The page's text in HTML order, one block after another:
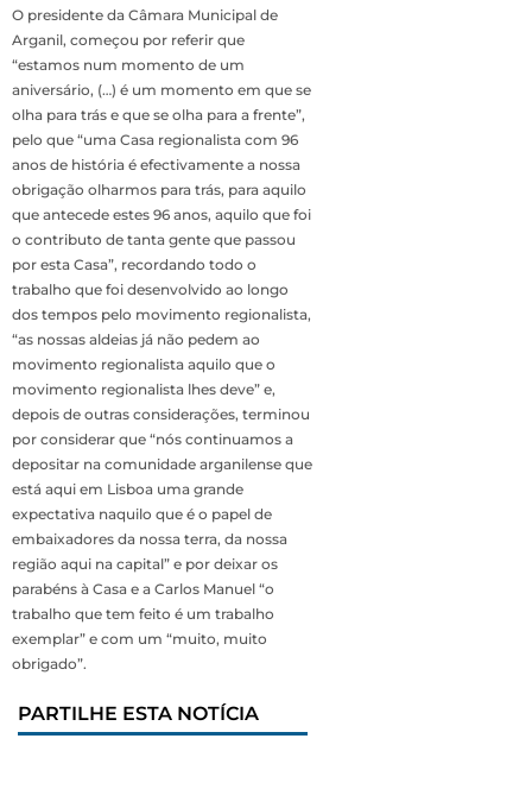
O presidente da Câmara Municipal de
Arganil, começou por referir que
“estamos num momento de um
aniversário, (…) é um momento em que se
olha para trás e que se olha para a frente”,
pelo que “uma Casa regionalista com 96
anos de história é efectivamente a nossa
obrigação olharmos para trás, para aquilo
que antecede estes 96 anos, aquilo que foi
o contributo de tanta gente que passou
por esta Casa”, recordando todo o
trabalho que foi desenvolvido ao longo
dos tempos pelo movimento regionalista,
“as nossas aldeias já não pedem ao
movimento regionalista aquilo que o
movimento regionalista lhes deve” e,
depois de outras considerações, terminou
por considerar que “nós continuamos a
depositar na comunidade arganilense que
está aqui em Lisboa uma grande
expectativa naquilo que é o papel de
embaixadores da nossa terra, da nossa
região aqui na capital” e por deixar os
parabéns à Casa e a Carlos Manuel “o
trabalho que tem feito é um trabalho
exemplar” e com um “muito, muito
obrigado”.
PARTILHE ESTA NOTÍCIA